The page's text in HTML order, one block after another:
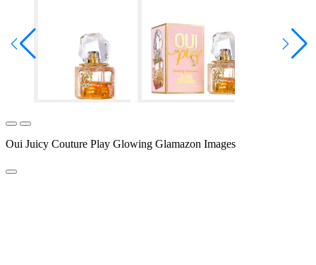
Oui Juicy Couture Play Glowing Glamazon Images